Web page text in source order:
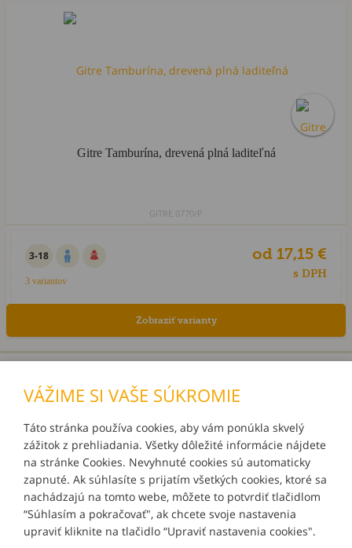
Gitre Tamburína, drevená plná laditeľná
GITRE.0770/P
3-18
3 variantov
od 17,15 €
s DPH
Zobraziť varianty
1
INFORMÁCIE
MÔJ ÚČET
VÁŽIME SI VAŠE SÚKROMIE
Táto stránka používa cookies, aby vám ponúkla skvelý
zážitok z prehliadania. Všetky dôležité informácie nájdete
na stránke Cookies. Nevyhnuté cookies sú automaticky
zapnuté. Ak súhlasíte s prijatím všetkých cookies, ktoré sa
nachádzajú na tomto webe, môžete to potvrdiť tlačidlom
“Súhlasím a pokračovať", ak chcete svoje nastavenia
upraviť kliknite na tlačidlo “Upraviť nastavenia cookies".